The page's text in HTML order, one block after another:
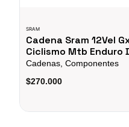
SRAM
Cadena Sram 12Vel
Ciclismo Mtb Enduro
Cadenas, Componentes
$270.000